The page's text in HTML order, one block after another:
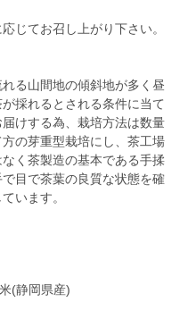
じてお召し上がり下さい。
る山間地の傾斜地が多く昼
採れるとされる条件に当て
けする為、栽培方法は数量
の芽重型栽培にし、茶工場
く茶製造の基本である手揉
目で茶葉の良質な状態を確
います。
(静岡県産)